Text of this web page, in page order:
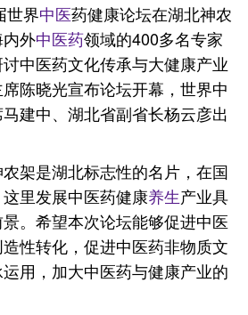
世界中医药健康论坛在湖北神农
外中医药领域的400多名专家
中医药文化传承与大健康产业
陈晓光宣布论坛开幕，世界中
建中、湖北省副省长杨云彦出
架是湖北标志性的名片，在国
里发展中医药健康养生产业具
。希望本次论坛能够促进中医
性转化，促进中医药非物质文
用，加大中医药与健康产业的